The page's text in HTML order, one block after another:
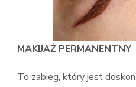
MAKIJAŻ PERMANENTNY
To zabieg, który jest